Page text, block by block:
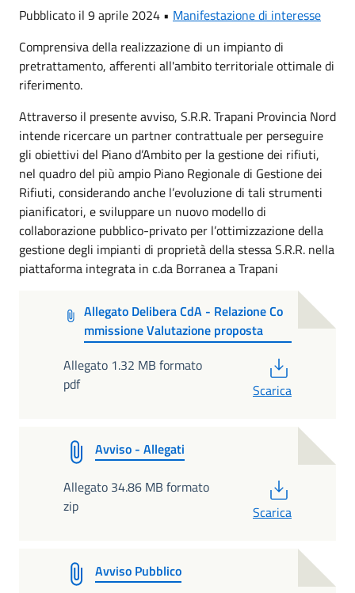
Pubblicato il 9 aprile 2024 • Manifestazione di interesse
Comprensiva della realizzazione di un impianto di
pretrattamento, afferenti all'ambito territoriale ottimale di
riferimento.
Attraverso il presente avviso, S.R.R. Trapani Provincia Nord
intende ricercare un partner contrattuale per perseguire
gli obiettivi del Piano d’Ambito per la gestione dei rifiuti,
nel quadro del più ampio Piano Regionale di Gestione dei
Rifiuti, considerando anche l’evoluzione di tali strumenti
pianificatori, e sviluppare un nuovo modello di
collaborazione pubblico-privato per l’ottimizzazione della
gestione degli impianti di proprietà della stessa S.R.R. nella
piattaforma integrata in c.da Borranea a Trapani
Allegato Delibera CdA - Relazione Co
mmissione Valutazione proposta
Allegato 1.32 MB formato
pdf
Scarica
Avviso - Allegati
Allegato 34.86 MB formato
zip
Scarica
Avviso Pubblico